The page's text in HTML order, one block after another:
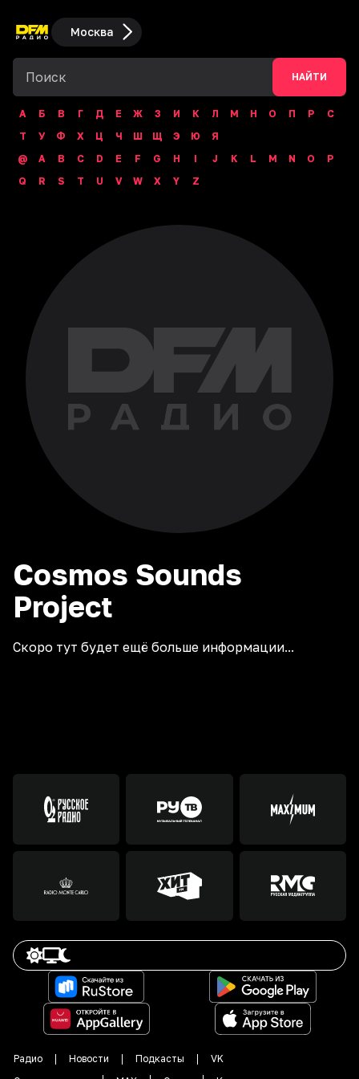
Москва
НАЙТИ
А Б В Г Д Е Ж З И К Л М Н О П Р
С
Т
У Ф Х Ц Ч Ш Щ Э Ю
Я
@
A B C D E F G H I J K L M N O
P
Q
R S T U V W X Y Z
Cosmos Sounds
Project
Скоро тут будет ещё больше информации...
Радио Новости Подкасты
VK